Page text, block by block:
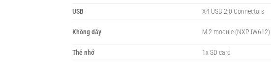
USB
X4 USB 2.0 Connectors
Không dây M.2 module (NXP IW612)
Thẻ nhớ
1x SD card